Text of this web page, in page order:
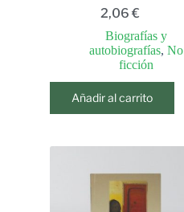
2,06 €
Biografías y
autobiografías, No
ficción
Añadir al carrito